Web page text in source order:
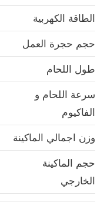
الطاقة الكهربية
حجم حجرة العمل
طول اللحام
سرعة اللحام و
الفاكيوم
وزن اجمالي الماكينة
حجم الماكينة
الخارجي